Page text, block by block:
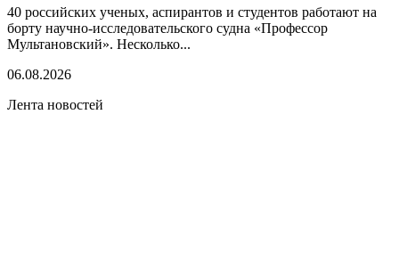
40 российских ученых, аспирантов и студентов работают на
борту научно-исследовательского судна «Профессор
Мультановский». Несколько...
06.08.2026
Лента новостей